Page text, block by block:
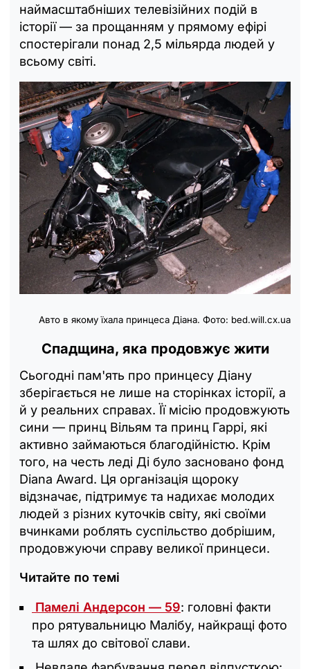
наймасштабніших телевізійних подій в
історії — за прощанням у прямому ефірі
спостерігали понад 2,5 мільярда людей у
всьому світі.
Авто в якому їхала принцеса Діана. Фото: bed.will.cx.ua
Спадщина, яка продовжує жити
Сьогодні пам'ять про принцесу Діану
зберігається не лише на сторінках історії, а
й у реальних справах. Її місію продовжують
сини — принц Вільям та принц Гаррі, які
активно займаються благодійністю. Крім
того, на честь леді Ді було засновано фонд
Diana Award. Ця організація щороку
відзначає, підтримує та надихає молодих
людей з різних куточків світу, які своїми
вчинками роблять суспільство добрішим,
продовжуючи справу великої принцеси.
Читайте по темі
Памелі Андерсон — 59: головні факти
про рятувальницю Малібу, найкращі фото
та шлях до світової слави.